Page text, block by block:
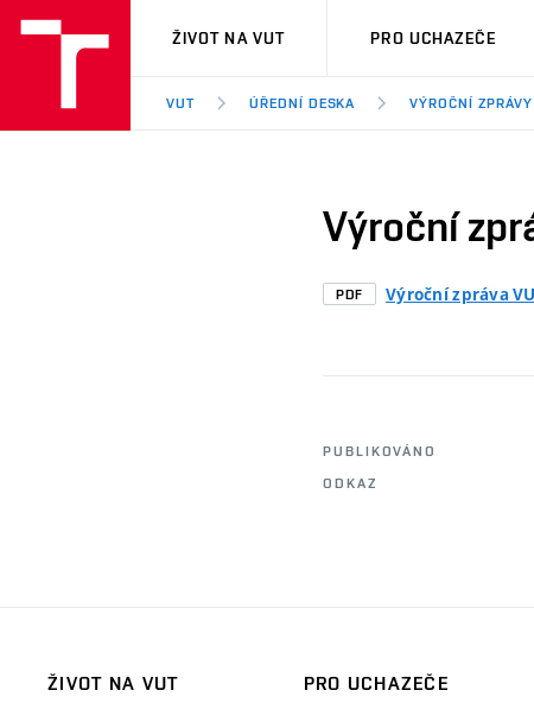
VUT
ŽIVOT NA VUT PRO UCHAZEČE
VUT ÚŘEDNÍ DESKA VÝROČNÍ
Výroční
PDF Výroční zpráva
PUBLIKOVÁNO
ODKAZ
ŽIVOT NA VUT
PRO UCHAZEČE